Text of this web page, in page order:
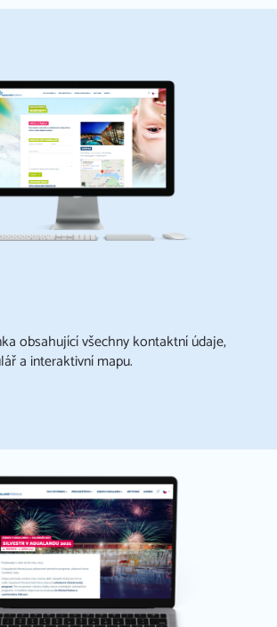
služby
obsahující všechny kontaktní údaje,
a interaktivní mapu.